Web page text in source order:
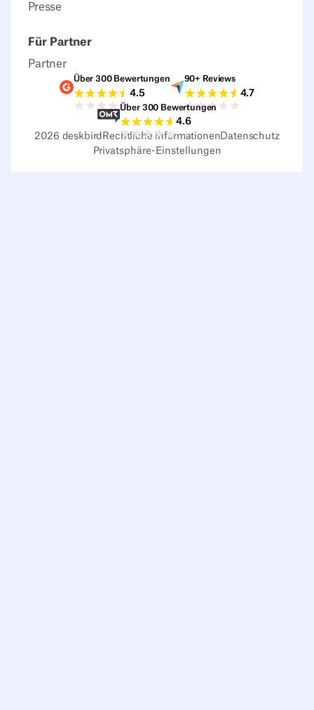
Presse
Für Partner
Partner
G2-Bewertungen
Über 300 Bewertungen
4.5
Capterra-
90+ Reviews
4.7
Sourceforge-Bewertungen
Über 300 Bewertungen
4.6
2026 deskbird Rechtliche InformationenDatenschutz
Privatsphäre-Einstellungen